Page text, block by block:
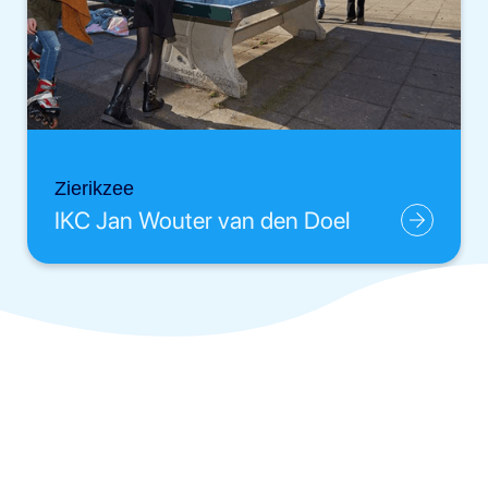
Zierikzee
IKC Jan Wouter van den Doel